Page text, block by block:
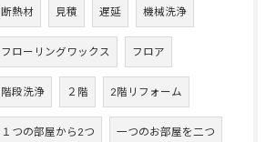
断熱材 見積 遅延 機械洗浄
フローリングワックス フロア
階段洗浄 ２階 2階リフォーム
１つの部屋から2つ 一つのお部屋を二つ